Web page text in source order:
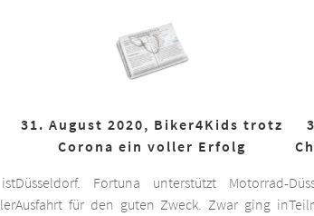
31. August 2020, Biker4Kids trotz
Corona ein voller Erfolg
Düsseldorf. Fortuna unterstützt Motorrad-
Ausfahrt für den guten Zweck. Zwar ging in